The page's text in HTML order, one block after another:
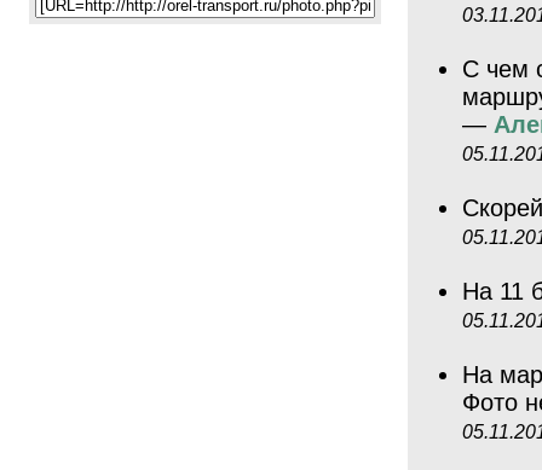
С чем
—
На 11
На
Фото